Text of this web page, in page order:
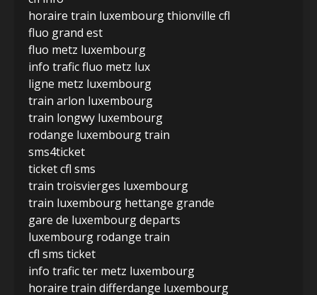
horaire train luxembourg thionville cfl
fluo grand est
fluo metz luxembourg
info trafic fluo metz lux
ligne metz luxembourg
train arlon luxembourg
train longwy luxembourg
rodange luxembourg train
sms4ticket
ticket cfl sms
train troisvierges luxembourg
train luxembourg hettange grande
gare de luxembourg departs
luxembourg rodange train
cfl sms ticket
info trafic ter metz luxembourg
horaire train differdange luxembourg